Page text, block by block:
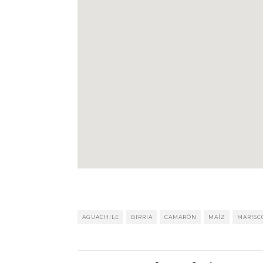
AGUACHILE BIRRIA CAMARÓN MAÍZ